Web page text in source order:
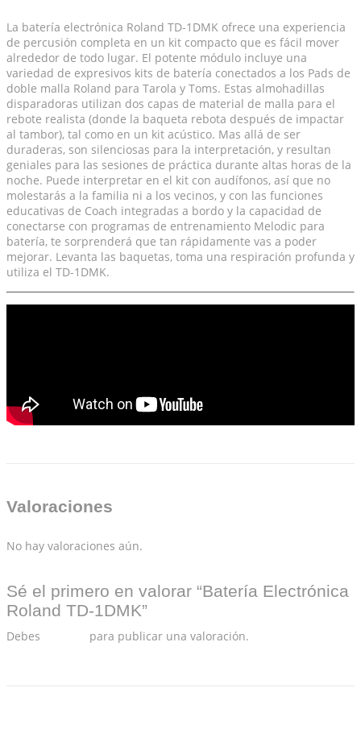
La batería electrónica Roland TD-1DMK ofrece una experiencia
de percusión completa en un kit compacto que es fácil mover
alrededor de todo lugar. El potente módulo incluye una
variedad de expresivos kits de batería conectados a los Pads de
doble malla Roland para Tarola y Toms. Estas almohadillas
disparadoras utilizan dos capas de material de malla para el
rebote realista (donde la baqueta rebota después de impactar
al tambor), tal como en un kit acústico. Mas allá de ser
duraderas, son silenciosas para la interpretación, y resultan
geniales para las sesiones de práctica durante altas horas de la
noche. Puede interpretar en el kit con audífonos, así que no
molestarás a la familia ni a los vecinos, y con las funciones
educativas de Coach integradas a bordo y la capacidad de
conectarse con programas de entrenamiento Melodic para
batería, te sorprenderá que tan rápidamente vas a poder
mejorar. Levanta las baquetas, toma una respiración profunda y
utiliza el TD-1DMK.
Valoraciones
No hay valoraciones aún.
Sé el primero en valorar “Batería Electrónica
Roland TD-1DMK”
Debes para publicar una valoración.